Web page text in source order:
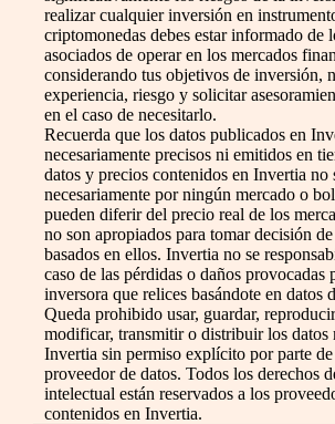
realizar cualquier inversión en
criptomonedas debes estar informado de
asociados de operar en los mercados
considerando tus objetivos de inversión,
experiencia, riesgo y solicitar
en el caso de necesitarlo.
Recuerda que los datos publicados en
necesariamente precisos ni emitidos en
datos y precios contenidos en Invertia no
necesariamente por ningún mercado o
pueden diferir del precio real de los
no son apropiados para tomar decisión
basados en ellos. Invertia no se
caso de las pérdidas o daños provocadas
inversora que relices basándote en datos
Queda prohibido usar, guardar,
modificar, transmitir o distribuir los datos
Invertia sin permiso explícito por parte
proveedor de datos. Todos los derechos
intelectual están reservados a los
contenidos en Invertia.